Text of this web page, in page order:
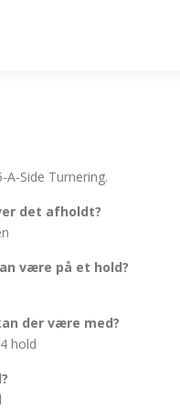
Side Turnering.
det afholdt?
være på et hold?
der være med?
hold